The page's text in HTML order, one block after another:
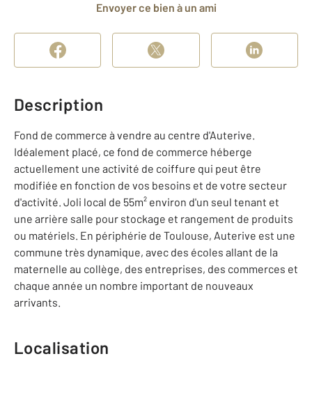
Envoyer ce bien à un ami
Description
Fond de commerce à vendre au centre d'Auterive.
Idéalement placé, ce fond de commerce héberge
actuellement une activité de coiffure qui peut être
modifiée en fonction de vos besoins et de votre secteur
d'activité. Joli local de 55m² environ d'un seul tenant et
une arrière salle pour stockage et rangement de produits
ou matériels. En périphérie de Toulouse, Auterive est une
commune très dynamique, avec des écoles allant de la
maternelle au collège, des entreprises, des commerces et
chaque année un nombre important de nouveaux
arrivants.
Localisation